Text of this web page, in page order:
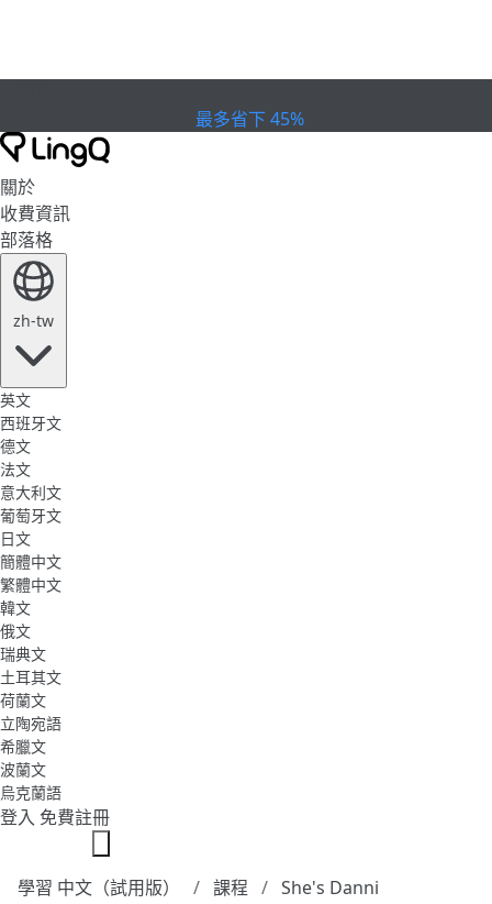
最多省下 45%
關於
收費資訊
部落格
zh-tw
英文
西班牙文
德文
法文
意大利文
葡萄牙文
日文
簡體中文
繁體中文
韓文
俄文
瑞典文
土耳其文
荷蘭文
立陶宛語
希臘文
波蘭文
烏克蘭語
登入 免費註冊
學習 中文（試用版） 課程 She's Danni